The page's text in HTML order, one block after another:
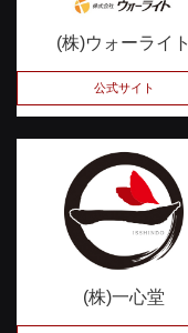
(株)ウォーライト
公式サイト
(株)一心堂